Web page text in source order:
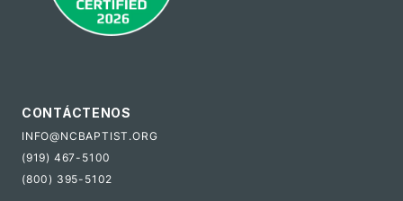
CONTÁCTENOS
INFO@NCBAPTIST.ORG
(919) 467-5100
(800) 395-5102